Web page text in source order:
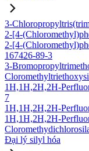
3-
2-[4-
2-[4-
167426-89-3
3-
1H,1H,2H,2H-
7
1H,1H,2H,2H-
1H,1H,2H,2H-
Đại lý silyl hóa